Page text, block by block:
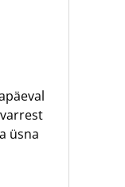
üsna